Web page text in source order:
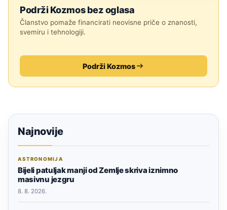
Podrži Kozmos bez oglasa
Članstvo pomaže financirati neovisne priče o znanosti,
svemiru i tehnologiji.
Podrži Kozmos
Najnovije
ASTRONOMIJA
Bijeli patuljak manji od Zemlje skriva iznimno
masivnu jezgru
8. 8. 2026.